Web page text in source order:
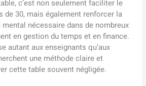
c’est non seulement faciliter le
de 30, mais également renforcer la
nécessaire dans de nombreux
en gestion du temps et en finance.
autant aux enseignants qu’aux
une méthode claire et
cette table souvent négligée.